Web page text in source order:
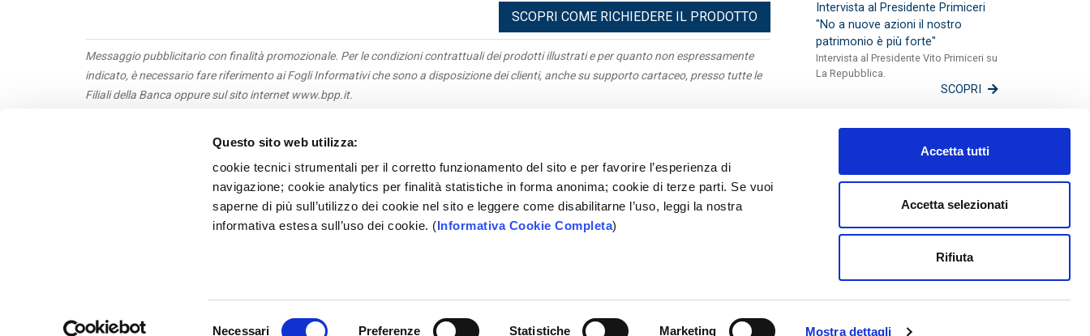
Questo sito web utilizza:
cookie tecnici strumentali per il corretto funzionamento del sito e per favorire l’esperienza di
navigazione; cookie analytics per finalità statistiche in forma anonima; cookie di terze parti. Se vuoi
saperne di più sull’utilizzo dei cookie nel sito e leggere come disabilitarne l’uso, leggi la nostra
informativa estesa sull’uso dei cookie. (Informativa Cookie Completa)
Necessari Preferenze Statistiche Marketing Mostra dettagli
Accetta tutti
Accetta selezionati
Rifiuta
SCOPRI COME RICHIEDERE IL PRODOTTO
Messaggio pubblicitario con finalità promozionale. Per le condizioni contrattuali dei prodotti illustrati e per quanto non espressamente
indicato, è necessario fare riferimento ai Fogli Informativi che sono a disposizione dei clienti, anche su supporto cartaceo, presso tutte le
Filiali della Banca oppure sul sito internet www.bpp.it.
Intervista al Presidente Primiceri
"No a nuove azioni il nostro
patrimonio è più forte"
Intervista al Presidente Vito Primiceri su
La Repubblica.
SCOPRI
Obbligazioni
Privacy
Trasparenza
Terze Parti
Whistleblowing
Parti correlate
Rapporti Dormienti
Sepa
Mifid
Fotogallery
Disconoscimenti
SEGUICI SU: